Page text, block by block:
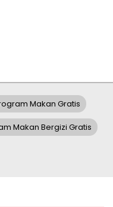
Makan Gratis
Makan Bergizi Gratis